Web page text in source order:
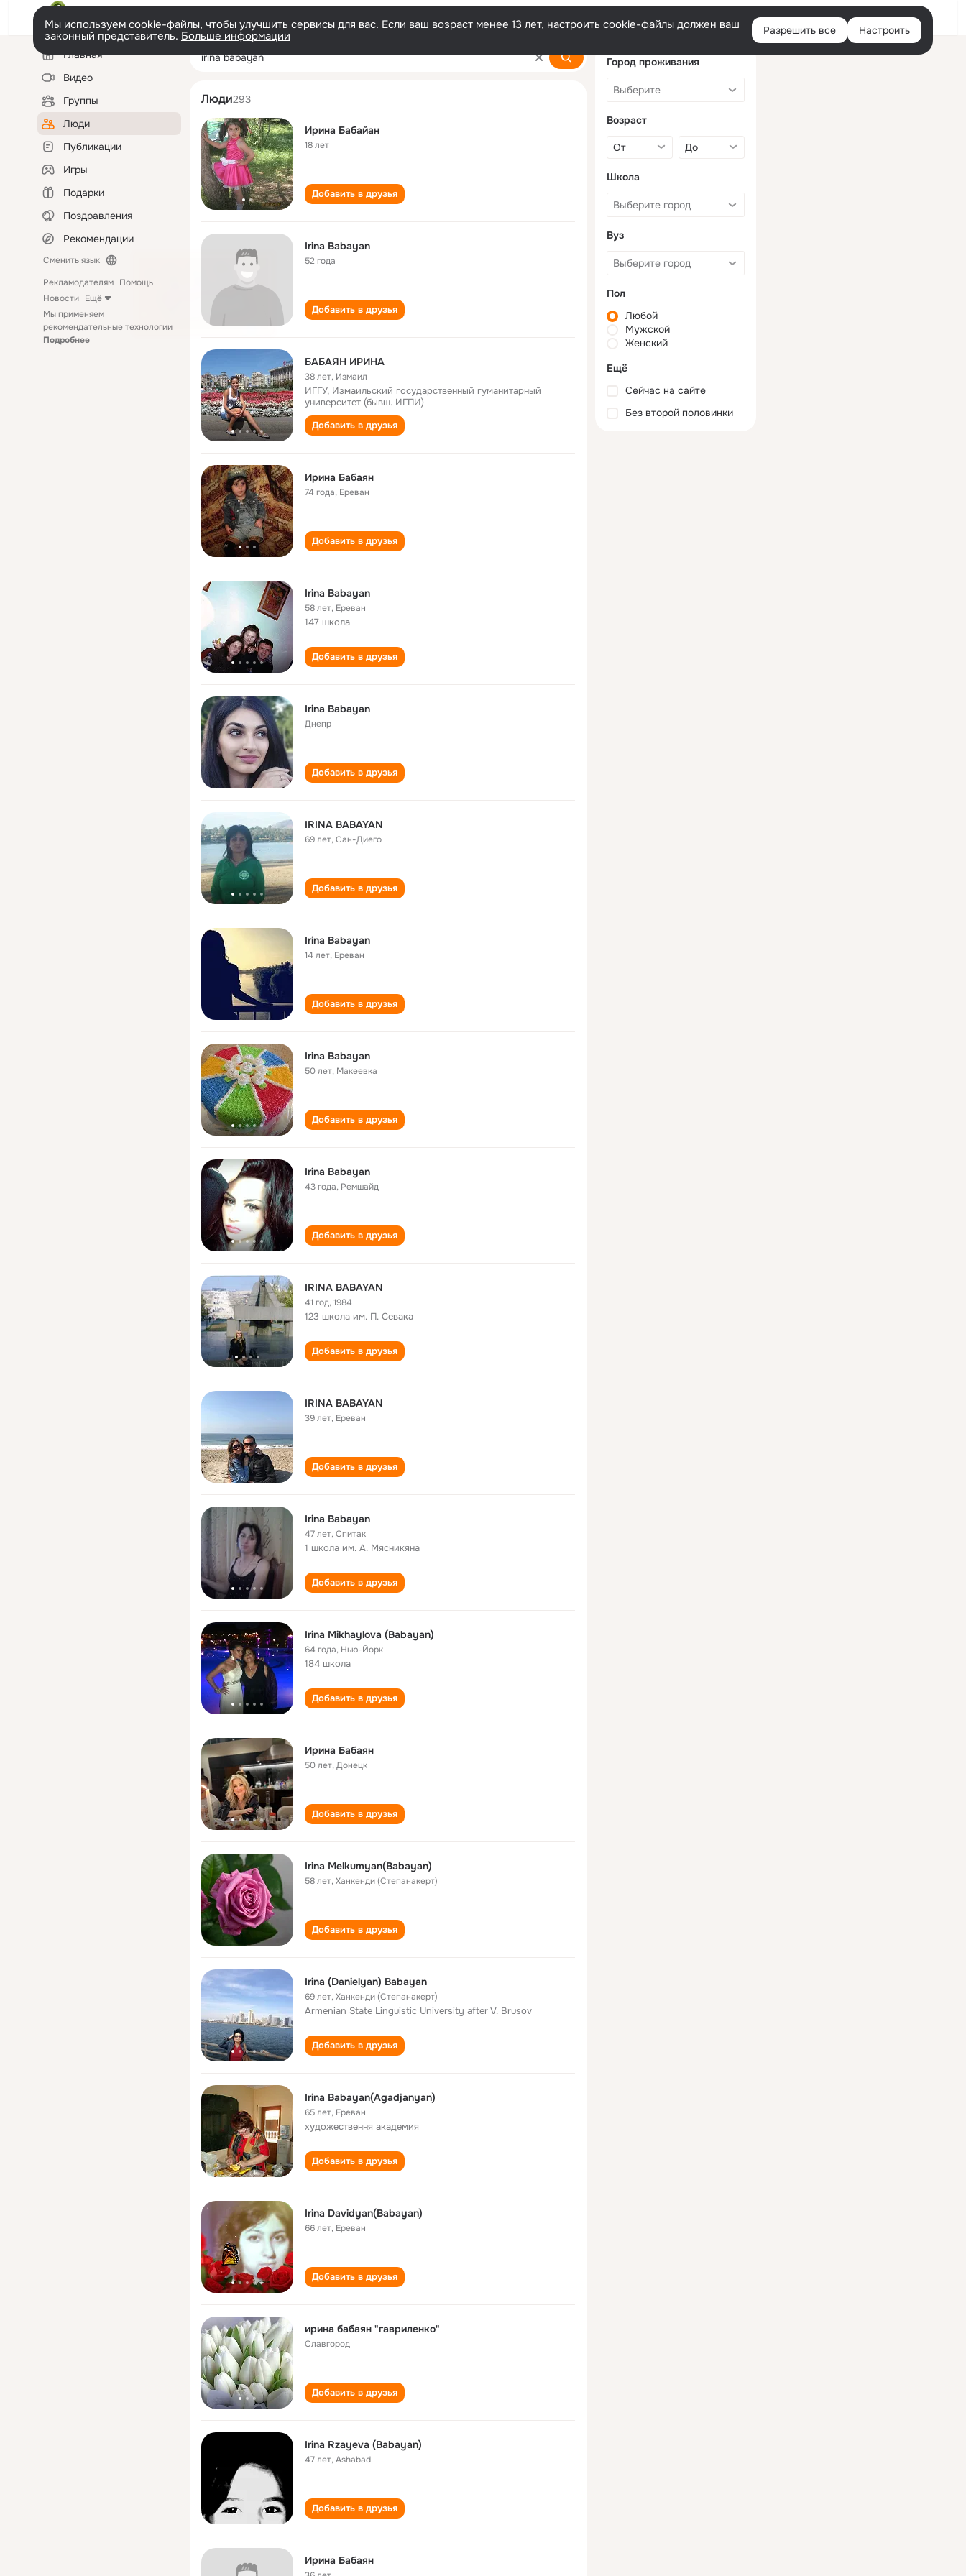
Войти
Мы используем cookie-файлы, чтобы улучшить сервисы для вас. Если ваш возраст менее 13 лет, настроить cookie-файлы должен ваш
законный представитель. Больше информации Разрешить все Настроить
Левая
колонкаГлавная
Видео
Группы
Люди
Публикации
Игры
Подарки
Поздравления
Рекомендации
Сменить язык
Рекламодателям Помощь
Новости Ещё
Мы применяем
рекомендательные технологии
Подробнее
irina babayan
Люди293
Ирина Бабайан
18 лет
Добавить в друзья
Irina Babayan
52 года
Добавить в друзья
БАБАЯН ИРИНА
38 лет, Измаил
ИГГУ, Измаильский государственный гуманитарный
университет (бывш. ИГПИ)
Добавить в друзья
Ирина Бабаян
74 года, Ереван
Добавить в друзья
Irina Babayan
58 лет, Ереван
147 школа
Добавить в друзья
Irina Babayan
Днепр
Добавить в друзья
IRINA BABAYAN
69 лет,Сан-Диего
Добавить в друзья
Irina Babayan
14 лет, Ереван
Добавить в друзья
Irina Babayan
50 лет, Макеевка
Добавить в друзья
Irina Babayan
43 года, Ремшайд
Добавить в друзья
IRINA BABAYAN
41 год,1984
123 школа им. П. Севака
Добавить в друзья
IRINA BABAYAN
39 лет, Ереван
Добавить в друзья
Irina Babayan
47 лет,Спитак
1 школа им. А. Мясникяна
Добавить в друзья
Irina Mikhaylova (Babayan)
64 года, Нью-Йорк
184 школа
Добавить в друзья
Ирина Бабаян
50 лет,Донецк
Добавить в друзья
Irina Melkumyan(Babayan)
58 лет,Ханкенди (Степанакерт)
Добавить в друзья
Irina (Danielyan) Babayan
69 лет,Ханкенди (Степанакерт)
Armenian State Linguistic University after V. Brusov
Добавить в друзья
Irina Babayan(Agadjanyan)
65 лет, Ереван
художествення академия
Добавить в друзья
Irina Davidyan(Babayan)
66 лет, Ереван
Добавить в друзья
ирина бабаян "гавриленко"
Славгород
Добавить в друзья
Irina Rzayeva (Babayan)
47 лет,Ashabad
Добавить в друзья
Ирина Бабаян
Город проживания
Возраст
Школа
Вуз
Пол
Любой
Мужской
Женский
Ещё
Сейчас на сайте
Без второй половинки